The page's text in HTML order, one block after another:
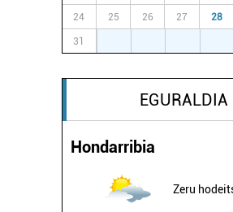
24 25 26 27 28
31
EGURALDIA
Hondarribia
Zeru